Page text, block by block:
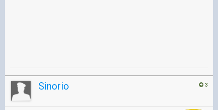
3
Sinorio